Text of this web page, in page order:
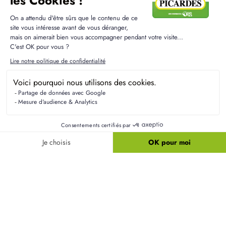
Résidences Picardes est le 1er constructeur régional de
Liens utiles
Nos terrains
Nos maisons + terrains